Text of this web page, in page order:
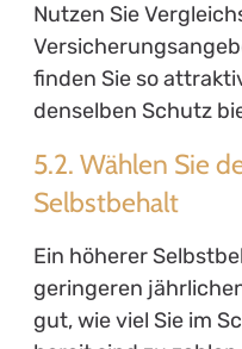
Nutzen Sie
finden Sie so
denselben Schutz
5.2. Wählen Sie
Selbstbehalt
Ein höherer
geringeren
gut, wie viel Sie im